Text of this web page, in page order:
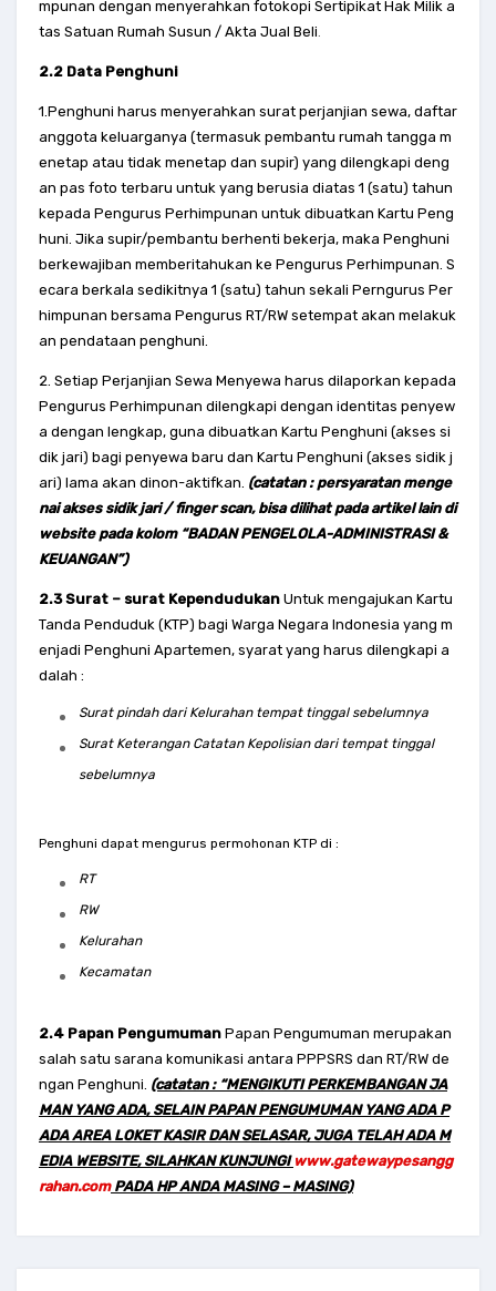
mpunan dengan menyerahkan fotokopi Sertipikat Hak Milik a
tas Satuan Rumah Susun / Akta Jual Beli.
2.2 Data Penghuni
1.Penghuni harus menyerahkan surat perjanjian sewa, daftar
anggota keluarganya (termasuk pembantu rumah tangga m
enetap atau tidak menetap dan supir) yang dilengkapi deng
an pas foto terbaru untuk yang berusia diatas 1 (satu) tahun
kepada Pengurus Perhimpunan untuk dibuatkan Kartu Peng
huni. Jika supir/pembantu berhenti bekerja, maka Penghuni
berkewajiban memberitahukan ke Pengurus Perhimpunan. S
ecara berkala sedikitnya 1 (satu) tahun sekali Perngurus Per
himpunan bersama Pengurus RT/RW setempat akan melakuk
an pendataan penghuni.
2. Setiap Perjanjian Sewa Menyewa harus dilaporkan kepada
Pengurus Perhimpunan dilengkapi dengan identitas penyew
a dengan lengkap, guna dibuatkan Kartu Penghuni (akses si
dik jari) bagi penyewa baru dan Kartu Penghuni (akses sidik j
ari) lama akan dinon-aktifkan. (catatan : persyaratan menge
nai akses sidik jari / finger scan, bisa dilihat pada artikel lain di
website pada kolom “BADAN PENGELOLA-ADMINISTRASI &
KEUANGAN”)
2.3 Surat – surat Kependudukan Untuk mengajukan Kartu
Tanda Penduduk (KTP) bagi Warga Negara Indonesia yang m
enjadi Penghuni Apartemen, syarat yang harus dilengkapi a
dalah :
Surat pindah dari Kelurahan tempat tinggal sebelumnya
Surat Keterangan Catatan Kepolisian dari tempat tinggal
sebelumnya
Penghuni dapat mengurus permohonan KTP di :
RT
RW
Kelurahan
Kecamatan
2.4 Papan Pengumuman Papan Pengumuman merupakan
salah satu sarana komunikasi antara PPPSRS dan RT/RW de
ngan Penghuni. (catatan : “MENGIKUTI PERKEMBANGAN JA
MAN YANG ADA, SELAIN PAPAN PENGUMUMAN YANG ADA P
ADA AREA LOKET KASIR DAN SELASAR, JUGA TELAH ADA M
EDIA WEBSITE, SILAHKAN KUNJUNGI www.gatewaypesangg
rahan.comPADA HP ANDA MASING – MASING)